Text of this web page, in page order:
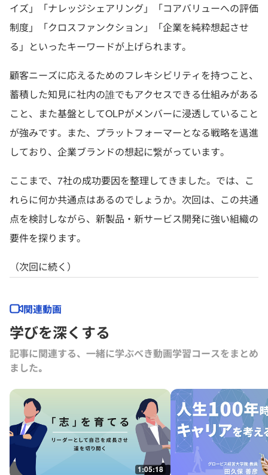
イズ」「ナレッジシェアリング」「コアバリューへの評価
制度」「クロスファンクション」「企業を純粋想起させ
る」といったキーワードが上げられます。
顧客ニーズに応えるためのフレキシビリティを持つこと、
蓄積した知見に社内の誰でもアクセスできる仕組みがある
こと、また基盤としてOLPがメンバーに浸透していること
が強みです。また、プラットフォーマーとなる戦略を邁進
しており、企業ブランドの想起に繋がっています。
ここまで、7社の成功要因を整理してきました。では、こ
れらに何か共通点はあるのでしょうか。次回は、この共通
点を検討しながら、新製品・新サービス開発に強い組織の
要件を探ります。
（次回に続く）
関連動画
学びを深くする
記事に関連する、一緒に学ぶべき動画学習コースをまとめ
ました｡
1:05:18